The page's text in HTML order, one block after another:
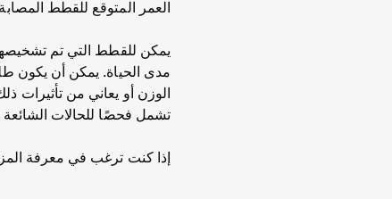
العمر المتوقع للقطط
يمكن للقطط التي تم
مدى الحياة. يمكن أن يكون
الوزن أو يعاني من تأثيرات
تشمل فحصًا للحالات
إذا كنت ترغب في معرفة